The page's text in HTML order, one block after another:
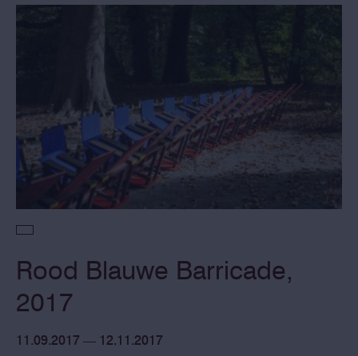
Rood Blauwe Barricade,
2017
11.09.2017 — 12.11.2017